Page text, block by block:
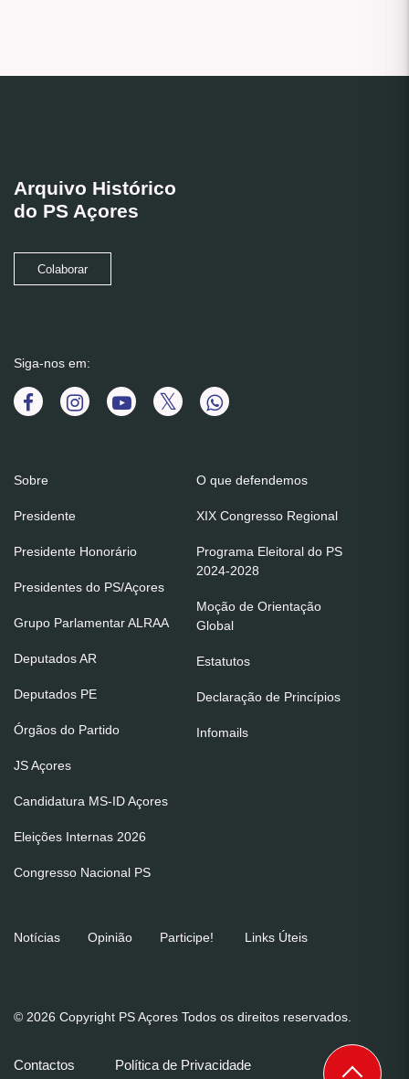
Arquivo Histórico
do PS Açores
Colaborar
Siga-nos em:
Sobre
Presidente
Presidente Honorário
Presidentes do PS/Açores
Grupo Parlamentar ALRAA
Deputados AR
Deputados PE
Órgãos do Partido
JS Açores
Candidatura MS-ID Açores
Eleições Internas 2026
Congresso Nacional PS
O que defendemos
XIX Congresso Regional
Programa Eleitoral do PS
2024-2028
Moção de Orientação
Global
Estatutos
Declaração de Princípios
Infomails
Notícias Opinião Participe! Links Úteis
© 2026 Copyright PS Açores Todos os direitos reservados.
Contactos Política de Privacidade